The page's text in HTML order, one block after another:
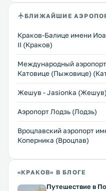
спутниковыми. . . .
БЛИЖАЙШИЕ
Краков-Балице имени
II (Краков)
Международный аэропорт
Катовице (Пыжовице)
Жешув - Jasionka (Жешув)
Аэропорт Лодзь (Лодзь)
Вроцлавский аэропорт
Коперника (Вроцлав)
«КРАКОВ» В БЛОГЕ
Путешествие в